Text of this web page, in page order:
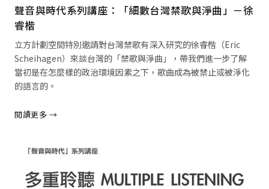
聲音與時代系列講座：「細數台灣禁歌與淨曲」－徐
睿楷
立方計劃空間特別邀請對台灣禁歌有深入研究的徐睿楷（Eric
Scheihagen）來談台灣的「禁歌與淨曲」，帶我們進一步了解
當初是在怎麼樣的政治環境因素之下，歌曲成為被禁止或被淨化
的語言的。
閱讀更多 →